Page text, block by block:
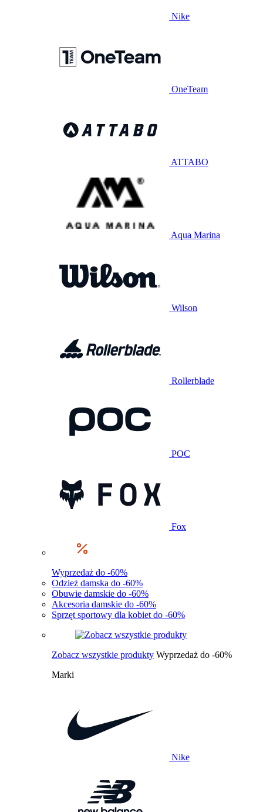
Nike
OneTeam
ATTABO
Aqua Marina
Wilson
Rollerblade
POC
Fox
Wyprzedaż do -60%
Odzież damska do -60%
Obuwie damskie do -60%
Akcesoria damskie do -60%
Sprzęt sportowy dla kobiet do -60%
Zobacz wszystkie produkty Wyprzedaż do -60%
Marki
Nike